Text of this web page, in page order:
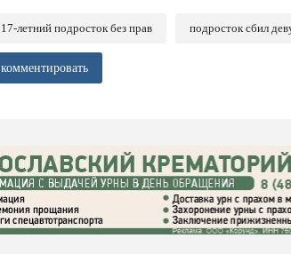
17-летний подросток без прав подросток сбил
комментировать